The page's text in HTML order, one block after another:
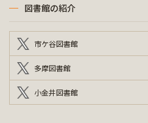
図書館の紹介
市ケ谷図書館
多摩図書館
小金井図書館